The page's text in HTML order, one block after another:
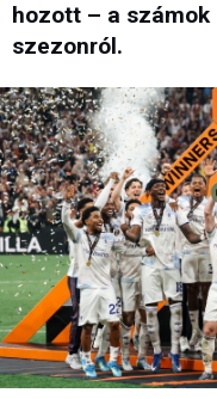
hozott – a
szezonról.